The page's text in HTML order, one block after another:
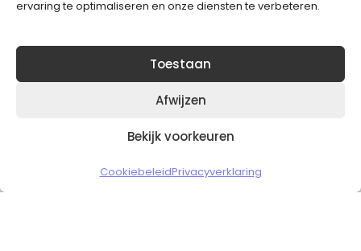
ervaring te optimaliseren en onze diensten te verbeteren.
Toestaan
Afwijzen
Bekijk voorkeuren
CookiebeleidPrivacyverklaring